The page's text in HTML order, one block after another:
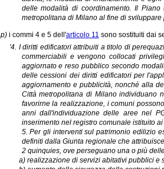
delle modalità di coordinamento. Il
metropolitana di Milano al fine di
p) i commi 4 e 5 dell'articolo 11 sono sostituiti dai
'4. I diritti edificatori attribuiti a titolo di
commerciabili e vengono collocati
aggiornato e reso pubblico secondo
delle cessioni dei diritti edificatori per
aggiornamento e pubblicità, nonché alla
Città metropolitana di Milano individuano
favorirne la realizzazione, i comuni
anni dall'individuazione delle aree nel
inserimento nel registro comunale istituito
5. Per gli interventi sul patrimonio edilizio
definiti dalla Giunta regionale che
2 quinquies, ove perseguano una o più
a) realizzazione di servizi abitativi pubblici e